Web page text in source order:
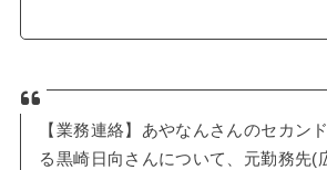
【業務連絡】あやなんさんのセカン
る黒崎日向さんについて、元勤務先(